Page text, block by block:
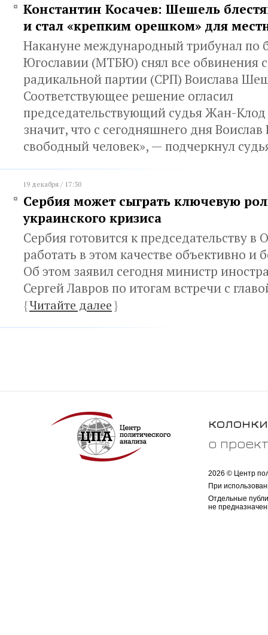
Константин Косачев: Шешель
и стал «крепким орешком» для
Накануне международный трибунал по
Югославии (МТБЮ) снял все обвинения
радикальной партии (СРП) Воислава
Соответствующее решение огласил
председательствующий судья Жан-Клод
значит, что с сегодняшнего дня
свободный человек», — подчеркнул
19 декабря / 17:30
Сербия может сыграть ключевую
украинского кризиса
Cербия готовится к председательству
работать в этом качестве объективно и
Об этом заявил сегодня министр
Сергей Лавров по итогам встречи с
{Читайте далее}
колонки
о
2026 © Центр
При
Отдельные
не